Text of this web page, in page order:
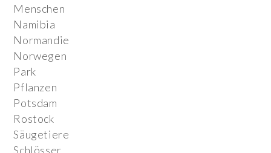
Menschen
Namibia
Normandie
Norwegen
Park
Pflanzen
Potsdam
Rostock
Säugetiere
Schlösser